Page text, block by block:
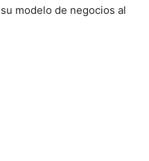
modelo de negocios al